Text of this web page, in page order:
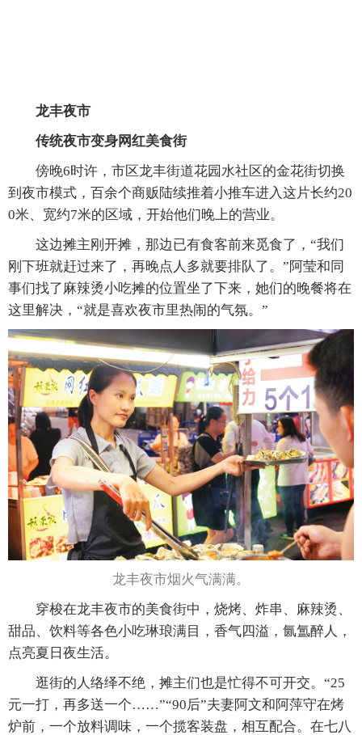
龙丰夜市
传统夜市变身网红美食街
傍晚6时许，市区龙丰街道花园水社区的金花街切换
到夜市模式，百余个商贩陆续推着小推车进入这片长约20
0米、宽约7米的区域，开始他们晚上的营业。
这边摊主刚开摊，那边已有食客前来觅食了，“我们
刚下班就赶过来了，再晚点人多就要排队了。”阿莹和同
事们找了麻辣烫小吃摊的位置坐了下来，她们的晚餐将在
这里解决，“就是喜欢夜市里热闹的气氛。”
龙丰夜市烟火气满满。
穿梭在龙丰夜市的美食街中，烧烤、炸串、麻辣烫、
甜品、饮料等各色小吃琳琅满目，香气四溢，氤氲醉人，
点亮夏日夜生活。
逛街的人络绎不绝，摊主们也是忙得不可开交。“25
元一打，再多送一个……”“90后”夫妻阿文和阿萍守在烤
炉前，一个放料调味，一个揽客装盘，相互配合。在七八